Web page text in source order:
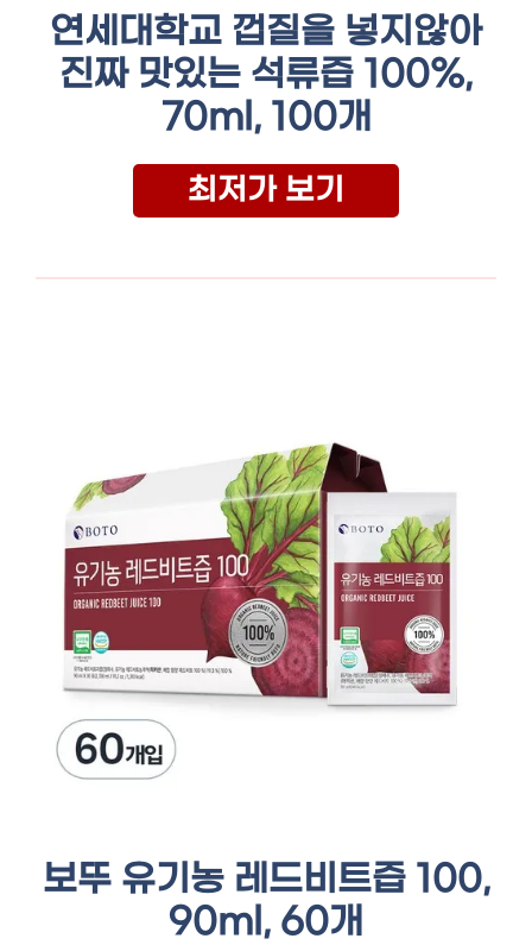
연세대학교 껍질을 넣지않아
진짜 맛있는 석류즙 100%,
70ml, 100개
최저가 보기
보뚜 유기농 레드비트즙 100,
90ml, 60개